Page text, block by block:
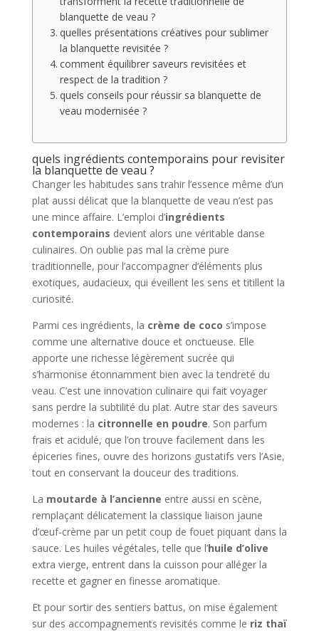
blanquette de veau ?
quelles présentations créatives pour sublimer
la blanquette revisitée ?
comment équilibrer saveurs revisitées et
respect de la tradition ?
quels conseils pour réussir sa blanquette de
veau modernisée ?
quels ingrédients contemporains pour revisiter
la blanquette de veau ?
Changer les habitudes sans trahir l’essence même d’un
plat aussi délicat que la blanquette de veau n’est pas
une mince affaire. L’emploi d’ingrédients
contemporains devient alors une véritable danse
culinaires. On oublie pas mal la crème pure
traditionnelle, pour l’accompagner d’éléments plus
exotiques, audacieux, qui éveillent les sens et titillent la
curiosité.
Parmi ces ingrédients, la crème de coco s’impose
comme une alternative douce et onctueuse. Elle
apporte une richesse légèrement sucrée qui
s’harmonise étonnamment bien avec la tendreté du
veau. C’est une innovation culinaire qui fait voyager
sans perdre la subtilité du plat. Autre star des saveurs
modernes : la citronnelle en poudre. Son parfum
frais et acidulé, que l’on trouve facilement dans les
épiceries fines, ouvre des horizons gustatifs vers l’Asie,
tout en conservant la douceur des traditions.
La moutarde à l’ancienne entre aussi en scène,
remplaçant délicatement la classique liaison jaune
d’œuf-crème par un petit coup de fouet piquant dans la
sauce. Les huiles végétales, telle que l’huile d’olive
extra vierge, entrent dans la cuisson pour alléger la
recette et gagner en finesse aromatique.
Et pour sortir des sentiers battus, on mise également
sur des accompagnements revisités comme le riz thaï